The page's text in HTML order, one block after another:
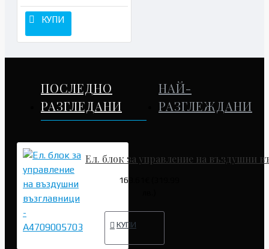
КУПИ
ПОСЛЕДНО
РАЗГЛЕДАНИ
НАЙ-
РАЗГЛЕЖДАНИ
Ел. блок за управление на въздушни
163.61€ (319.99
КУПИ